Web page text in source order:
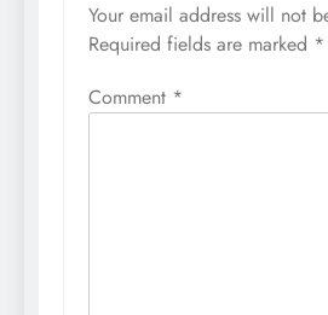
Your email address will not
Required fields are marked *
Comment *